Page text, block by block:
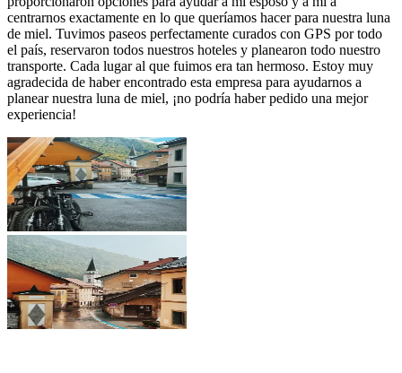
centrarnos exactamente en lo que queríamos hacer para nuestra luna
de miel. Tuvimos paseos perfectamente curados con GPS por todo
el país, reservaron todos nuestros hoteles y planearon todo nuestro
transporte. Cada lugar al que fuimos era tan hermoso. Estoy muy
agradecida de haber encontrado esta empresa para ayudarnos a
planear nuestra luna de miel, ¡no podría haber pedido una mejor
experiencia!